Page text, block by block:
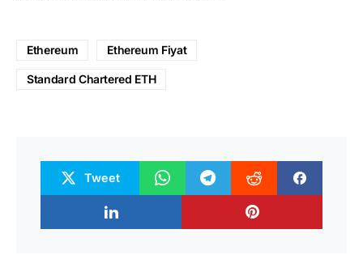
Ethereum Ethereum Fiyat
Standard Chartered ETH
Tweet